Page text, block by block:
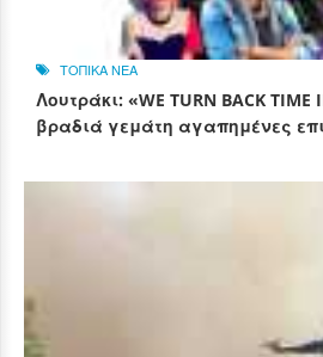
ΤΟΠΙΚΑ ΝΕΑ
Λουτράκι: «WE TURN BACK
βραδιά γεμάτη αγαπημένες